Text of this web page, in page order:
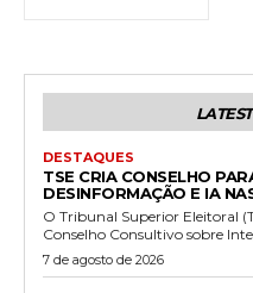
DESTAQUES
TSE CRIA CONSELHO
DESINFORMAÇÃO E IA
O Tribunal Superior Eleitoral
Conselho Consultivo sobre
7 de agosto de 2026